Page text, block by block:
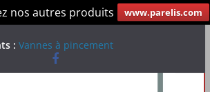
nos autres produits www.parelis.com
: Vannes à pincement
Système connecté Malibu
Vannes à pelle